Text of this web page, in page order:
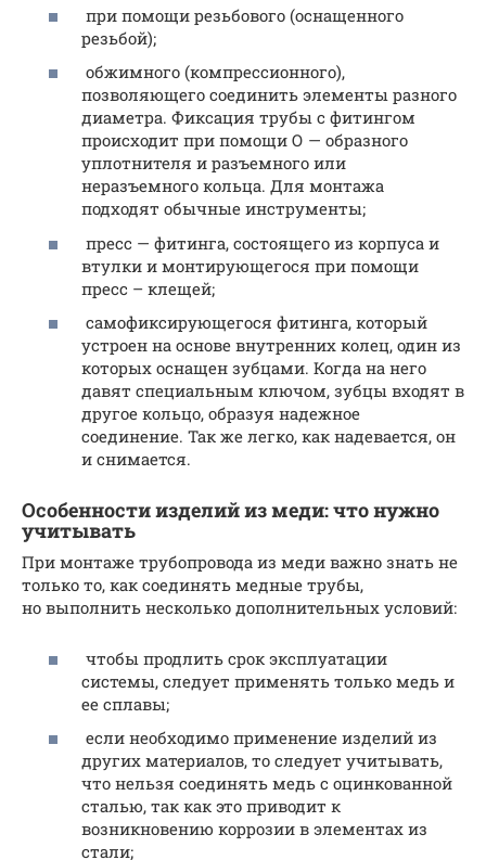
при помощи резьбового (оснащенного
резьбой);
обжимного (компрессионного),
позволяющего соединить элементы разного
диаметра. Фиксация трубы с фитингом
происходит при помощи О — образного
уплотнителя и разъемного или
неразъемного кольца. Для монтажа
подходят обычные инструменты;
пресс — фитинга, состоящего из корпуса и
втулки и монтирующегося при помощи
пресс – клещей;
самофиксирующегося фитинга, который
устроен на основе внутренних колец, один из
которых оснащен зубцами. Когда на него
давят специальным ключом, зубцы входят в
другое кольцо, образуя надежное
соединение. Так же легко, как надевается, он
и снимается.
Особенности изделий из меди: что нужно
учитывать
При монтаже трубопровода из меди важно знать не
только то, как соединять медные трубы,
но выполнить несколько дополнительных условий:
чтобы продлить срок эксплуатации
системы, следует применять только медь и
ее сплавы;
если необходимо применение изделий из
других материалов, то следует учитывать,
что нельзя соединять медь с оцинкованной
сталью, так как это приводит к
возникновению коррозии в элементах из
стали;